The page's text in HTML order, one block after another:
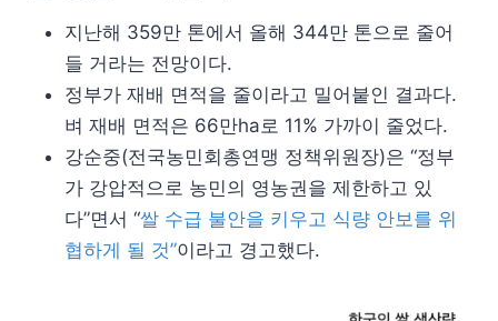
지난해 359만 톤에서 올해 344만 톤으로 줄어
들 거라는 전망이다.
정부가 재배 면적을 줄이라고 밀어붙인 결과다.
벼 재배 면적은 66만ha로 11% 가까이 줄었다.
강순중(전국농민회총연맹 정책위원장)은 “정부
가 강압적으로 농민의 영농권을 제한하고 있
다”면서 “쌀 수급 불안을 키우고 식량 안보를 위
협하게 될 것”이라고 경고했다.